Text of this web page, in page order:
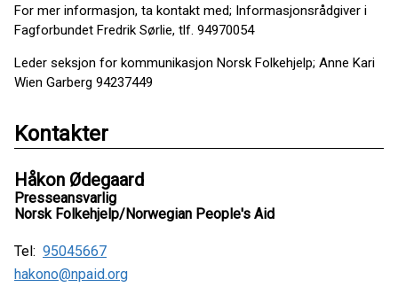
For mer informasjon, ta kontakt med; Informasjonsrådgiver i
Fagforbundet Fredrik Sørlie, tlf. 94970054
Leder seksjon for kommunikasjon Norsk Folkehjelp; Anne Kari
Wien Garberg 94237449
Kontakter
Håkon Ødegaard
Presseansvarlig
Norsk Folkehjelp/Norwegian People's Aid
Tel: 95045667
hakono@npaid.org